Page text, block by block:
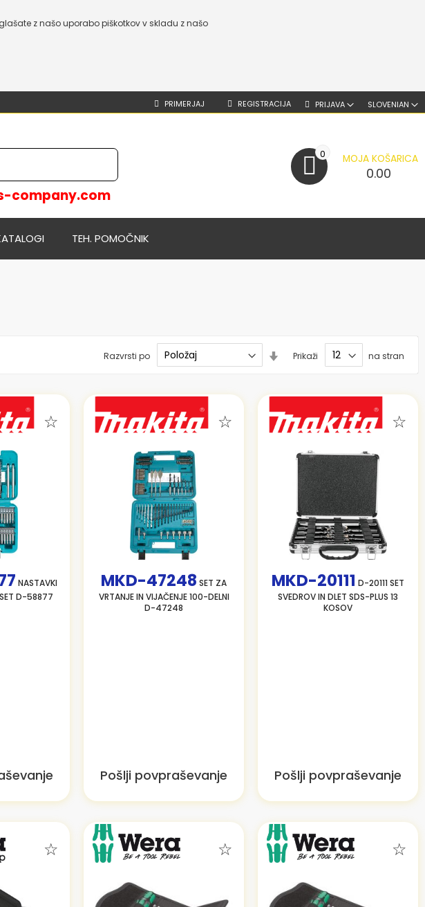
z našo uporabo piškotkov v skladu z našo
SLOVENIAN
PRIMERJAJ PRIJAVA
REGISTRACIJA
company.com
MOJA KOŠARICA
0.00
0
TEH. POMOČNIK
Prikaži na stran
Razvrsti po
Nastavi
NASTAVKI
D-58877
MKD-47248 SET ZA
VRTANJE IN VIJAČENJE 100-DELNI
D-47248
Pošlji povpraševanje
MKD-20111 D-20111 SET
SVEDROV IN DLET SDS-PLUS 13
KOSOV
Pošlji povpraševanje